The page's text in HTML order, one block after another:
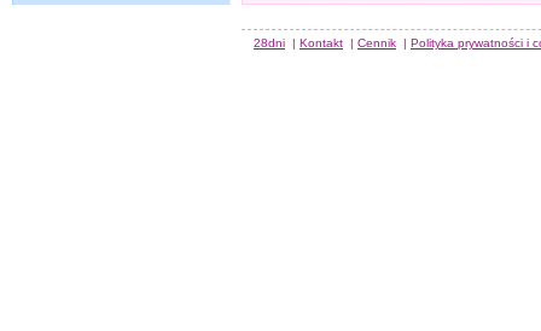
28dni | Kontakt | Cennik | Polityka prywatności i